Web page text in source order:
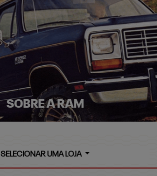
SOBRE A RAM
SELECIONAR UMA LOJA